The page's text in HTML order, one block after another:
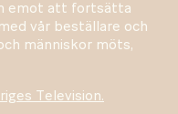
emot att fortsätta
vår beställare och
människor möts,
Television.